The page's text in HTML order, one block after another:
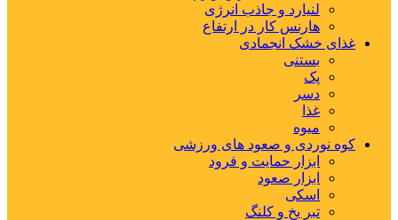
لنیارد و جاذب انرژی
هارنس کار در ارتفاع
غذای خشک انجمادی
بستنی
پک
دسر
غذا
میوه
کوه نوردی و صعود های ورزشی
ابزار حمایت و فرود
ابزار صعود
اسکی
تبر یخ و کلنگ